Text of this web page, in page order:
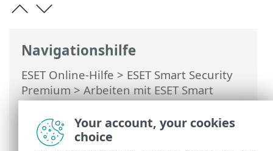
Navigationshilfe
ESET Online-Hilfe > ESET Smart Security
Premium>Arbeiten mit ESET Smart
Security Premium>Tools>Taskplaner>
Dialogfenster – Taskplaner > Optionen
für geplante Scans
Your account, your cookies
choice